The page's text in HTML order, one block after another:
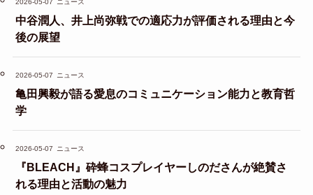
2026-05-07 ニュース
中谷潤人、井上尚弥戦での適応力が評価される理由と今
後の展望
2026-05-07 ニュース
亀田興毅が語る愛息のコミュニケーション能力と教育哲
学
2026-05-07 ニュース
『BLEACH』砕蜂コスプレイヤーしのださんが絶賛さ
れる理由と活動の魅力